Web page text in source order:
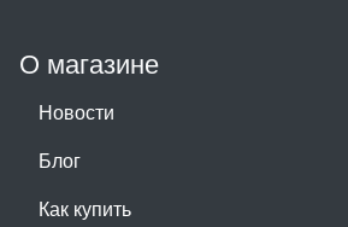
О магазине
Новости
Блог
Как купить